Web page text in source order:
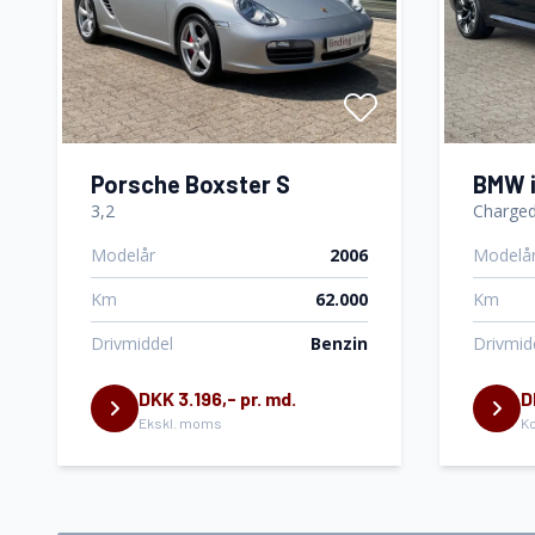
Navigation
Træthedsregistrering USB
Vejbaneassistent
Porsche Boxster S
3,2
Modelår
2006
Km
62.000
Drivmiddel
Benzin
DKK 3.196,- pr. md.
Ekskl. moms
BMW
Km